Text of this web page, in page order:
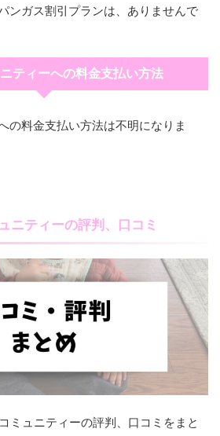
ンガス割引プランは、ありませんで
ティーへの料金支払い方法
の料金支払い方法は不明になりま
ニティーの評判、口コミ
ミュニティーの評判、口コミをまと